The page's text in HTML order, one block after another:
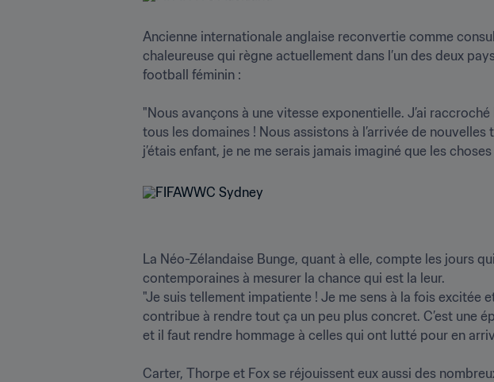
Ancienne internationale anglaise reconvertie comme
chaleureuse qui règne actuellement dans l’un des deux
football féminin :
"Nous avançons à une vitesse exponentielle. J’ai
tous les domaines ! Nous assistons à l’arrivée de
j’étais enfant, je ne me serais jamais imaginé que les
La Néo-Zélandaise Bunge, quant à elle, compte les jours
contemporaines à mesurer la chance qui est la leur.
"Je suis tellement impatiente ! Je me sens à la fois excitée
contribue à rendre tout ça un peu plus concret. C’est une
et il faut rendre hommage à celles qui ont lutté pour en
Carter, Thorpe et Fox se réjouissent eux aussi des